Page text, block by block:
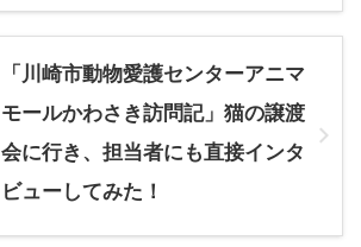
「川崎市動物愛護センターアニマ
モールかわさき訪問記」猫の譲渡
会に行き、担当者にも直接インタ
ビューしてみた！